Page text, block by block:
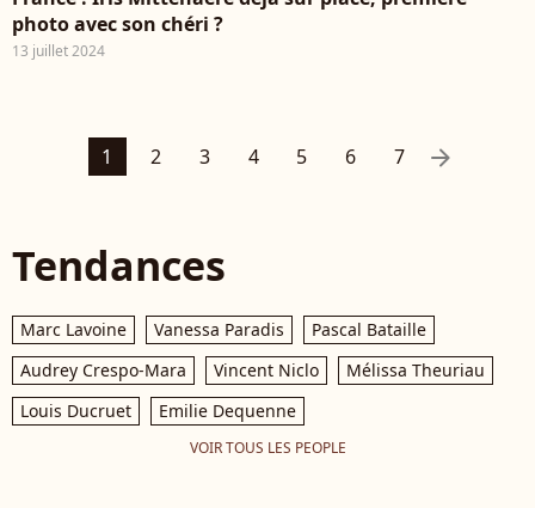
photo avec son chéri ?
13 juillet 2024
1 2 3 4 5 6 7 arrow_right
Tendances
Marc Lavoine Vanessa Paradis
Pascal Bataille
Audrey Crespo-Mara
Vincent Niclo
Mélissa Theuriau
Louis Ducruet
Emilie Dequenne
VOIR TOUS LES PEOPLE